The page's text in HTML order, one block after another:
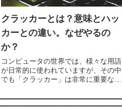
クラッカーとは？意味とハッ
カーとの違い。なぜやるの
か？
コンピュータの世界では、様々な用語
が日常的に使われていますが、その中
でも「クラッカー」は非常に重要な言
一体何を意味し、どのように使われる
のでしょうか？今回のブログでは、ク